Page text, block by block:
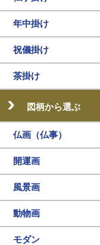
年中掛け
祝儀掛け
茶掛け
図柄から選ぶ
仏画（仏事）
開運画
風景画
動物画
モダン